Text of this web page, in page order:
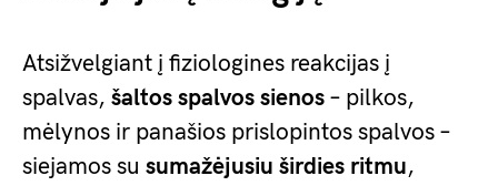
Atsižvelgiant į fiziologines reakcijas į
spalvas, šaltos spalvos sienos – pilkos,
mėlynos ir panašios prislopintos spalvos –
siejamos su sumažėjusiu širdies ritmu,